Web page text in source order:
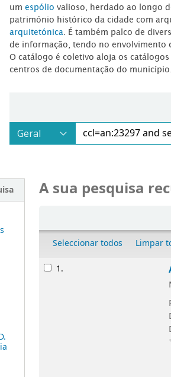
um espólio valioso, herdado ao longo
património histórico da cidade com
arquitetónica . É também palco de
de informação, tendo no envolvimento
O catálogo é coletivo aloja os
centros de documentação do município.
A sua pesquisa
Seleccionar todos Limpar
Resultados
1.